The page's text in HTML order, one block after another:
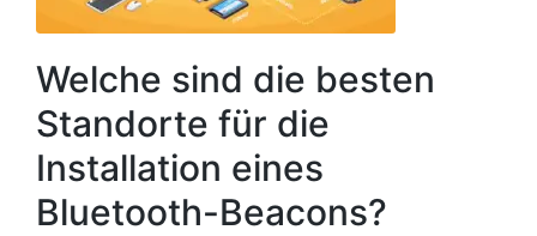
Welche sind die besten
Standorte für die
Installation eines
Bluetooth-Beacons?